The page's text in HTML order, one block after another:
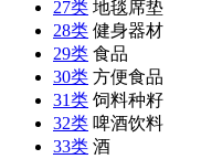
27类 地毯席垫
28类 健身器材
29类 食品
30类 方便食品
31类 饲料种籽
32类 啤酒饮料
33类 酒